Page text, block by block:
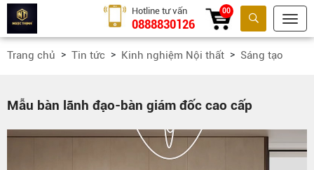
Tìm kiếm
Hotline tư vấn
0888830126
00
Trang chủ Tin tức Kinh nghiệm Nội thất Sáng tạo
Mẫu bàn lãnh đạo-bàn giám đốc cao cấp